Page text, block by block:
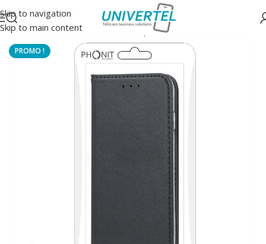
Skip to navigation
Skip to main content
Accueil/Protections Housse à clapet